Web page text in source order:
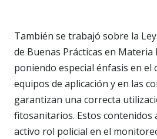
También se trabajó sobre la
de Buenas Prácticas en Materia
poniendo especial énfasis en el
equipos de aplicación y en las
garantizan una correcta
fitosanitarios. Estos
activo rol policial en el